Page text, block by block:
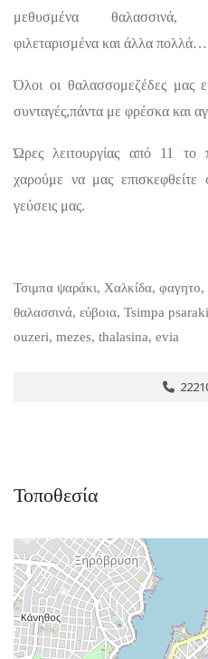
μεθυσμένα θαλασσινά,
φιλεταρισμένα και άλλα πολλά…
Όλοι οι θαλασσομεζέδες μας
συνταγές,πάντα με φρέσκα και
Ώρες λειτουργίας από 11
χαρούμε να μας επισκεφθείτε
γεύσεις μας.
Τσιμπα ψαράκι, Χαλκίδα, φαγητο,
θαλασσινά, εύβοια, Tsimpa
ouzeri, mezes, thalasina, evia
Τοποθεσία